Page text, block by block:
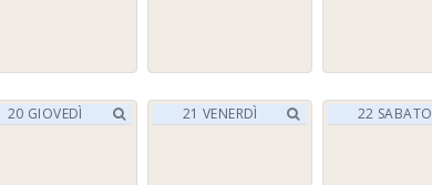
20 GIOVEDÌ 21 VENERDÌ 22 SABATO